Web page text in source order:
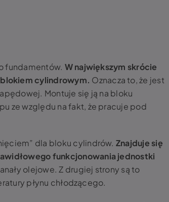
fundamentów. W największym skrócie
cylindrowym. Oznacza to, że jest
Montuje się ją na bloku
ze względu na fakt, że pracuje pod
dla bloku cylindrów. Znajduje się
funkcjonowania jednostki
olejowe. Z drugiej strony są to
płynu chłodzącego.